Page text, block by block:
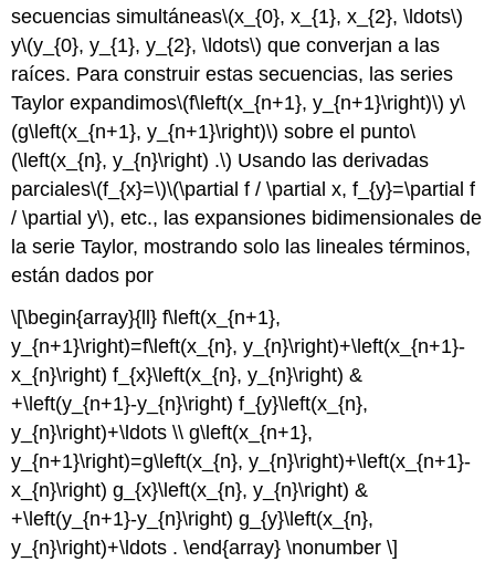
secuencias simultáneas\(x_{0}, x_{1}, x_{2}, \ldots\)
y\(y_{0}, y_{1}, y_{2}, \ldots\) que converjan a las
raíces. Para construir estas secuencias, las series
Taylor expandimos\(f\left(x_{n+1}, y_{n+1}\right)\) y\
(g\left(x_{n+1}, y_{n+1}\right)\) sobre el punto\
(\left(x_{n}, y_{n}\right) .\) Usando las derivadas
parciales\(f_{x}=\)\(\partial f / \partial x, f_{y}=\partial f
/ \partial y\), etc., las expansiones bidimensionales de
la serie Taylor, mostrando solo las lineales términos,
están dados por
\[\begin{array}{ll} f\left(x_{n+1},
y_{n+1}\right)=f\left(x_{n}, y_{n}\right)+\left(x_{n+1}-
x_{n}\right) f_{x}\left(x_{n}, y_{n}\right) &
+\left(y_{n+1}-y_{n}\right) f_{y}\left(x_{n},
y_{n}\right)+\ldots \\ g\left(x_{n+1},
y_{n+1}\right)=g\left(x_{n}, y_{n}\right)+\left(x_{n+1}-
x_{n}\right) g_{x}\left(x_{n}, y_{n}\right) &
+\left(y_{n+1}-y_{n}\right) g_{y}\left(x_{n},
y_{n}\right)+\ldots . \end{array} \nonumber \]